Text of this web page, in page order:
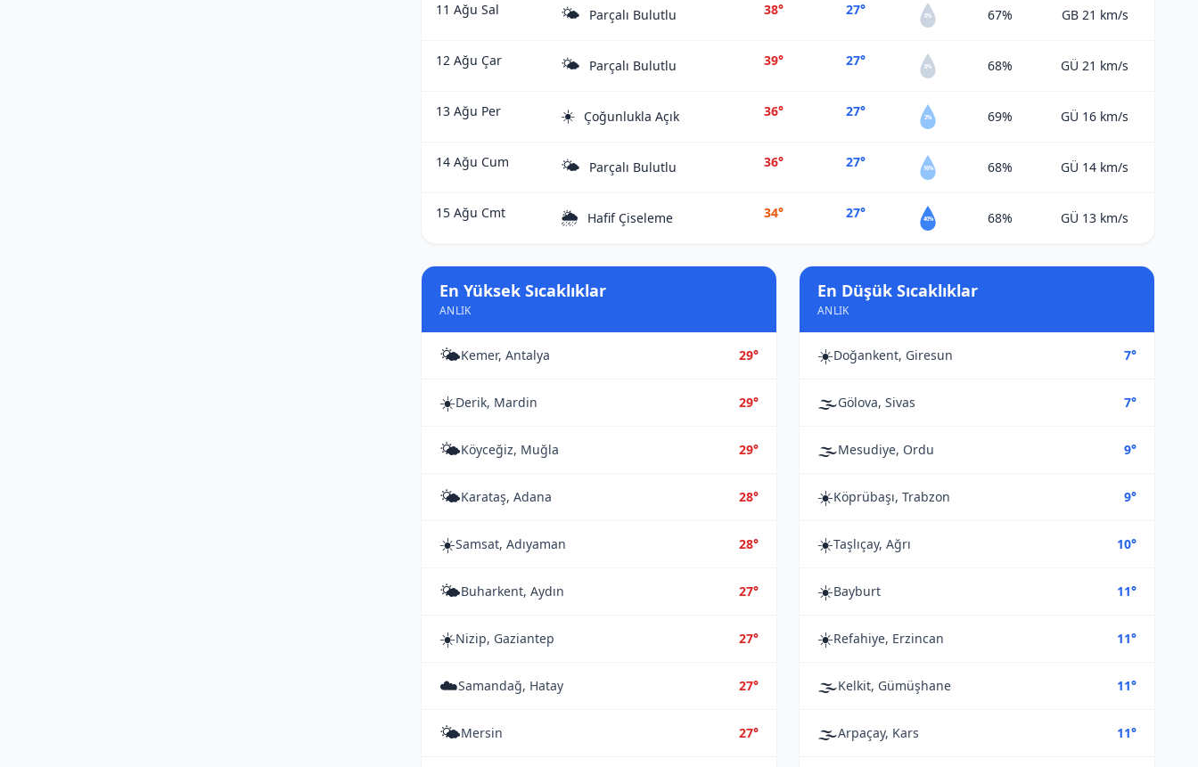
11 Ağu Sal 🌤️ Parçalı Bulutlu 38° 27° 0% 67% GB 21 km/s
12 Ağu Çar 🌤️ Parçalı Bulutlu 39° 27° 0% 68% GÜ 21 km/s
13 Ağu Per ☀️ Çoğunlukla Açık 36° 27° 2% 69% GÜ 16 km/s
14 Ağu Cum 🌤️ Parçalı Bulutlu 36° 27° 16% 68% GÜ 14 km/s
15 Ağu Cmt 🌦️ Hafif Çiseleme 34° 27° 40% 68% GÜ 13 km/s
En Yüksek Sıcaklıklar
ANLIK
🌤️Kemer, Antalya 29°
☀️Derik, Mardin 29°
🌤️Köyceğiz, Muğla 29°
🌤️Karataş, Adana 28°
☀️Samsat, Adıyaman 28°
🌤️Buharkent, Aydın 27°
☀️Nizip, Gaziantep 27°
☁️Samandağ, Hatay 27°
🌤️Mersin 27°
En Düşük Sıcaklıklar
ANLIK
☀️Doğankent, Giresun 7°
🌫️Gölova, Sivas 7°
🌫️Mesudiye, Ordu 9°
☀️Köprübaşı, Trabzon 9°
☀️Taşlıçay, Ağrı 10°
☀️Bayburt 11°
☀️Refahiye, Erzincan 11°
🌫️Kelkit, Gümüşhane 11°
🌫️Arpaçay, Kars 11°